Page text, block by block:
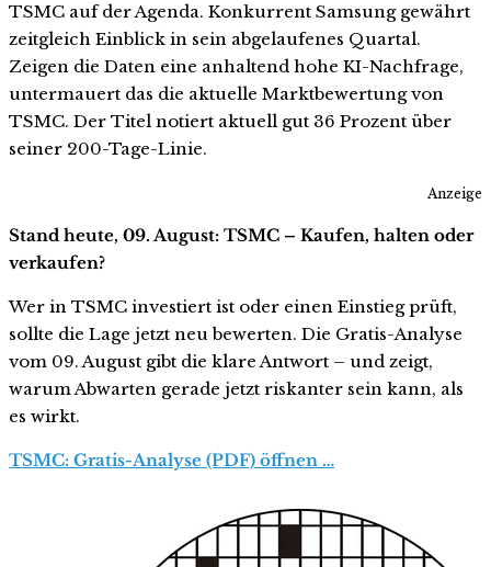
TSMC auf der Agenda. Konkurrent Samsung gewährt
zeitgleich Einblick in sein abgelaufenes Quartal.
Zeigen die Daten eine anhaltend hohe KI-Nachfrage,
untermauert das die aktuelle Marktbewertung von
TSMC. Der Titel notiert aktuell gut 36 Prozent über
seiner 200-Tage-Linie.
Anzeige
Stand heute, 09. August: TSMC – Kaufen, halten oder
verkaufen?
Wer in TSMC investiert ist oder einen Einstieg prüft,
sollte die Lage jetzt neu bewerten. Die Gratis-Analyse
vom 09. August gibt die klare Antwort – und zeigt,
warum Abwarten gerade jetzt riskanter sein kann, als
es wirkt.
TSMC: Gratis-Analyse (PDF) öffnen …